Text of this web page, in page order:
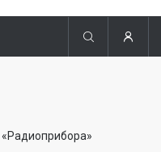
«Радиоприбора»